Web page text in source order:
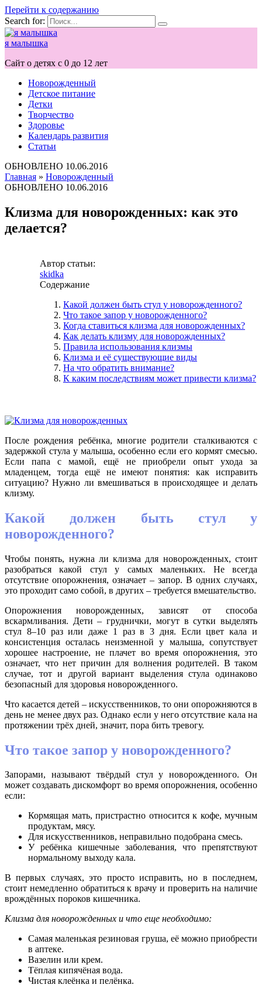
Перейти к содержанию
Search for:
я малышка
Сайт о детях с 0 до 12 лет
Новорожденный
Детское питание
Детки
Творчество
Здоровье
Календарь развития
Статьи
ОБНОВЛЕНО 10.06.2016
Главная » Новорожденный
ОБНОВЛЕНО 10.06.2016
Клизма для новорожденных: как это
делается?
Автор статьи:
skidka
Содержание
Какой должен быть стул у новорожденного?
Что такое запор у новорожденного?
Когда ставиться клизма для новорожденных?
Как делать клизму для новорожденных?
Правила использования клизмы
Клизма и её существующие виды
На что обратить внимание?
К каким последствиям может привести клизма?
После рождения ребёнка, многие родители сталкиваются с
задержкой стула у малыша, особенно если его кормят смесью.
Если папа с мамой, ещё не приобрели опыт ухода за
младенцем, тогда ещё не имеют понятия: как исправить
ситуацию? Нужно ли вмешиваться в происходящее и делать
клизму.
Какой должен быть стул у
новорожденного?
Чтобы понять, нужна ли клизма для новорожденных, стоит
разобраться какой стул у самых маленьких. Не всегда
отсутствие опорожнения, означает – запор. В одних случаях,
это проходит само собой, в других – требуется вмешательство.
Опорожнения новорожденных, зависят от способа
вскармливания. Дети – груднички, могут в сутки выделять
стул 8–10 раз или даже 1 раз в 3 дня. Если цвет кала и
консистенция осталась неизменной у малыша, сопутствует
хорошее настроение, не плачет во время опорожнения, это
означает, что нет причин для волнения родителей. В таком
случае, тот и другой вариант выделения стула одинаково
безопасный для здоровья новорожденного.
Что касается детей – искусственников, то они опорожняются в
день не менее двух раз. Однако если у него отсутствие кала на
протяжении трёх дней, значит, пора бить тревогу.
Что такое запор у новорожденного?
Запорами, называют твёрдый стул у новорожденного. Он
может создавать дискомфорт во время опорожнения, особенно
если:
Кормящая мать, пристрастно относится к кофе, мучным
продуктам, мясу.
Для искусственников, неправильно подобрана смесь.
У ребёнка кишечные заболевания, что препятствуют
нормальному выходу кала.
В первых случаях, это просто исправить, но в последнем,
стоит немедленно обратиться к врачу и проверить на наличие
врождённых пороков кишечника.
Клизма для новорожденных и что еще необходимо:
Самая маленькая резиновая груша, её можно приобрести
в аптеке.
Вазелин или крем.
Тёплая кипячёная вода.
Чистая клеёнка и пелёнка.